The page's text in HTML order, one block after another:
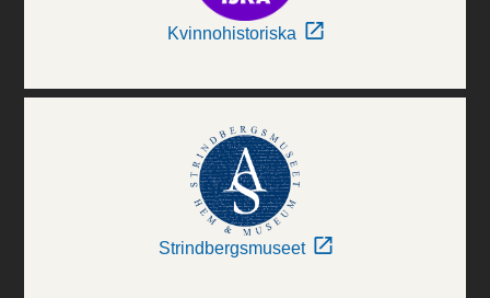
Kvinnohistoriska
Strindbergsmuseet